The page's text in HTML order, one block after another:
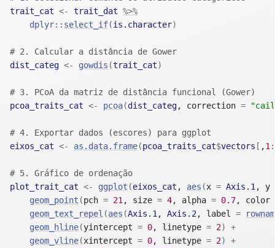
trait_cat <- trait_dat %>%
dplyr:: select_if(is.character)
# 2. Calcular a distância de Gower
dist_categ <- gowdis (trait_cat)
# 3. PCoA da matriz de distância funcional (Gower)
pcoa_traits_cat <- pcoa(dist_categ, correction =
# 4. Exportar dados (escores) para ggplot
eixos_cat <- as.data.frame(pcoa_traits_cat$vectors [ ,1 :
# 5. Gráfico de ordenação
plot_trait_cat <- ggplot (eixos_cat , aes (x = Axis.1 , y
geom_point (pch = 21 , size = 4, alpha = 0.7, color
geom_text_repel (aes (Axis.1 , Axis.2 , label =
geom_hline(yintercept = 0, linetype = 2)
+
geom_vline(xintercept = 0, linetype = 2)
+